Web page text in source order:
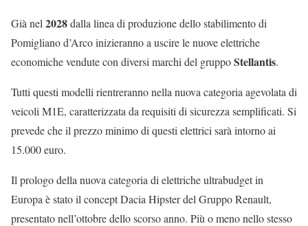
Già nel 2028dalla linea di produzione dello stabilimento di
Pomigliano d’Arco inizieranno a uscire le nuove elettriche
economiche vendute con diversi marchi del gruppoStellantis.
Tutti questi modelli rientreranno nella nuova categoria agevolata di
veicoli M1E, caratterizzata da requisiti di sicurezza semplificati. Si
prevede che il prezzo minimo di questi elettrici sarà intorno ai
15.000 euro.
Il prologo della nuova categoria di elettriche ultrabudget in
Europa è stato il concept Dacia Hipster del Gruppo Renault,
presentato nell’ottobre dello scorso anno. Più o meno nello stesso